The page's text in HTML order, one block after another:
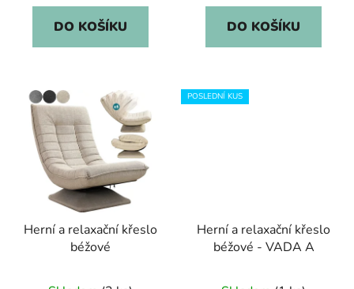
DO KOŠÍKU DO KOŠÍKU
Herní a relaxační křeslo
béžové
POSLEDNÍ KUS
Herní a relaxační křeslo
béžové - VADA A